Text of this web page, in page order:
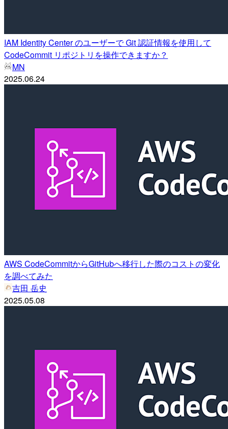
IAM Identity Center のユーザーで Git 認証情報を使用して
CodeCommit リポジトリを操作できますか？
MN
2025.06.24
AWS CodeCommitからGitHubへ移行した際のコストの変化
を調べてみた
吉田 岳史
2025.05.08